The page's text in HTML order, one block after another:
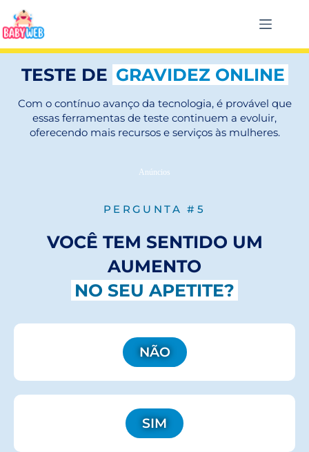
TESTE DE GRAVIDEZ ONLINE
Com o contínuo avanço da tecnologia, é provável que
essas ferramentas de teste continuem a evoluir,
oferecendo mais recursos e serviços às mulheres.
PERGUNTA #5
VOCÊ TEM SENTIDO UM
AUMENTO
NO SEU APETITE?
NÃO
SIM
Anúncios